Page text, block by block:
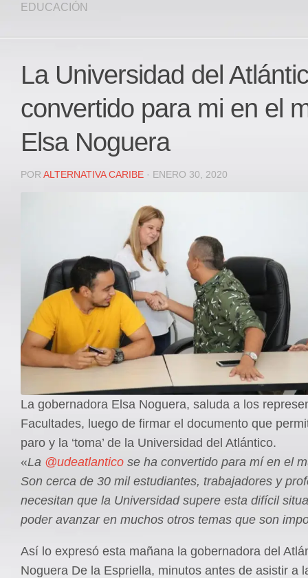
Politica
Deportes
JUDICIAL
REGIONAL
DEPARTAMENTAL
facebook
Twitter
Instagram
Registro ISSN: 2711-3299
EDUCACIÓN
La Universidad del
convertido para mi en el
Elsa Noguera
POR ALTERNATIVA CARIBE · ENERO 30, 2020
La gobernadora Elsa Noguera, saluda a los
Facultades, luego de firmar el documento que
paro y la ‘toma’ de la Universidad del Atlántico.
«La @udeatlantico se ha convertido para mí en el
Son cerca de 30 mil estudiantes, trabajadores y
necesitan que la Universidad supere esta difícil
poder avanzar en muchos otros temas que son
Así lo expresó esta mañana la gobernadora del
Noguera De la Espriella, minutos antes de asistir a